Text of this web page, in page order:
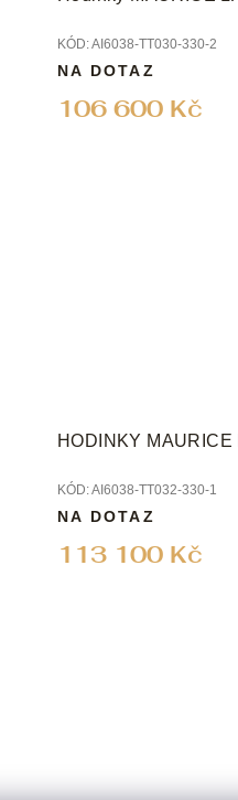
KÓD:AI6038-TT030-330-2
106 600 Kč
NA DOTAZ
HODINKY MAURICE
KÓD:AI6038-TT032-330-1
113 100 Kč
NA DOTAZ